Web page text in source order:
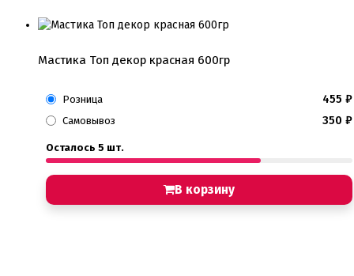
Мастика Топ декор красная 600гр
Розница 455 ₽
Самовывоз 350 ₽
Осталось 5 шт.
В корзину